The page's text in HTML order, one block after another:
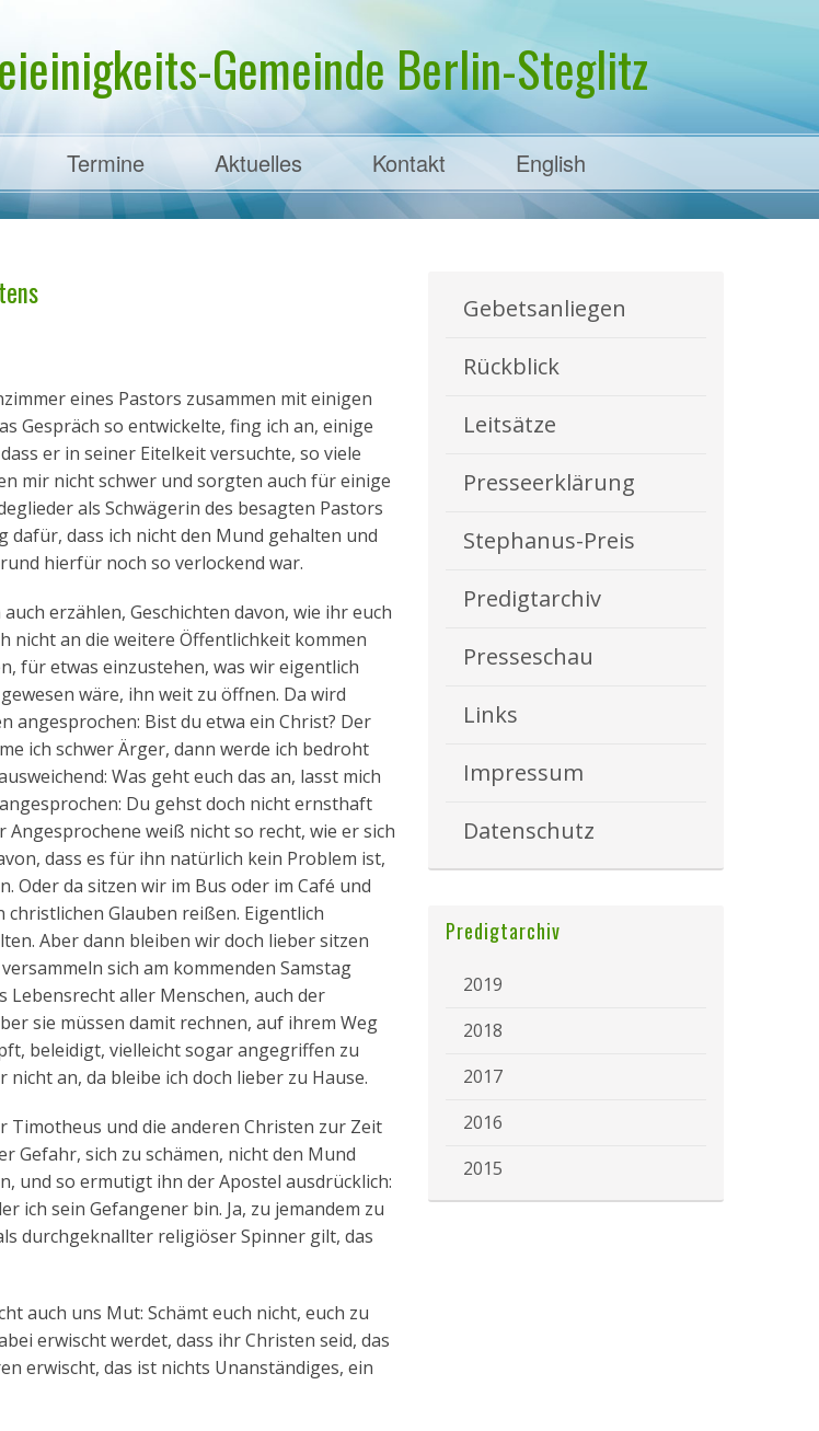
Gemeinde Berlin-Steglitz
Termine Aktuelles Kontakt English
eines Pastors zusammen mit einigen
Gespräch so entwickelte, fing ich an, einige
er in seiner Eitelkeit versuchte, so viele
mir nicht schwer und sorgten auch für einige
als Schwägerin des besagten Pastors
dafür, dass ich nicht den Mund gehalten und
hierfür noch so verlockend war.
erzählen, Geschichten davon, wie ihr euch
nicht an die weitere Öffentlichkeit kommen
für etwas einzustehen, was wir eigentlich
wäre, ihn weit zu öffnen. Da wird
angesprochen: Bist du etwa ein Christ? Der
ich schwer Ärger, dann werde ich bedroht
Was geht euch das an, lasst mich
Du gehst doch nicht ernsthaft
weiß nicht so recht, wie er sich
dass es für ihn natürlich kein Problem ist,
Oder da sitzen wir im Bus oder im Café und
Glauben reißen. Eigentlich
Aber dann bleiben wir doch lieber sitzen
sich am kommenden Samstag
aller Menschen, auch der
sie müssen damit rechnen, auf ihrem Weg
beleidigt, vielleicht sogar angegriffen zu
an, da bleibe ich doch lieber zu Hause.
Timotheus und die anderen Christen zur Zeit
Gefahr, sich zu schämen, nicht den Mund
und so ermutigt ihn der Apostel ausdrücklich:
ich sein Gefangener bin. Ja, zu jemandem zu
durchgeknallter religiöser Spinner gilt, das
auch uns Mut: Schämt euch nicht, euch zu
erwischt werdet, dass ihr Christen seid, das
erwischt, das ist nichts Unanständiges, ein
Gebetsanliegen
Rückblick
Leitsätze
Presseerklärung
Stephanus-Preis
Predigtarchiv
Presseschau
Links
Impressum
Datenschutz
Predigtarchiv
2019
2018
2017
2016
2015